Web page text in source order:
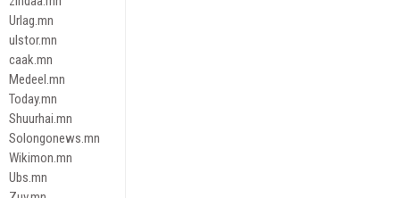
Urlag.mn
ulstor.mn
caak.mn
Medeel.mn
Today.mn
Shuurhai.mn
Solongonews.mn
Wikimon.mn
Ubs.mn